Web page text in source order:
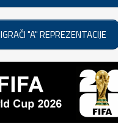
IGRAČI "A" REPREZENTACIJE